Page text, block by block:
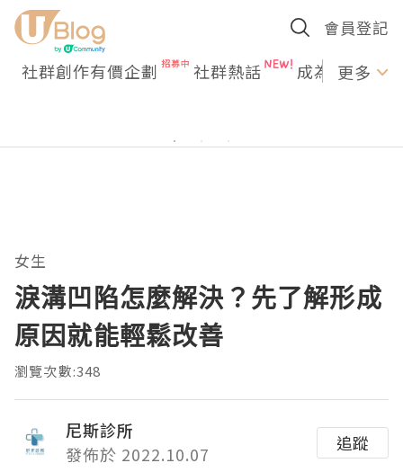
會員登記
社群創作有價企劃 社群熱話 成為U更多
女生
淚溝凹陷怎麼解決？先了解形成
原因就能輕鬆改善
瀏覽次數:348
尼斯診所
發佈於 2022.10.07
追蹤